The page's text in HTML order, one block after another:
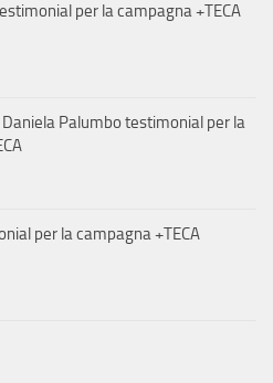
per la campagna +TECA
Daniela Palumbo testimonial per la
per la campagna +TECA